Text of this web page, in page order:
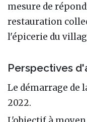
mesure de
restauration
l'épicerie du
Perspectives
Le démarrage de
2022.